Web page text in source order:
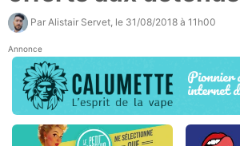
Par Alistair Servet , le 31/08/2018 à 11h00
Annonce